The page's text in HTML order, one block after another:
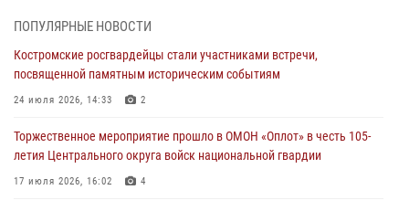
Управления Росгвардии
30 июля 2026, 10:39 9
Костромичи активно используют портал «Единых государственных
29 июля 2026, 06:26 1
Cотрудники Росгвардии и их семьи приняли участие в богослужении
ПОПУЛЯРНЫЕ НОВОСТИ
Костромские росгвардейцы стали участниками встречи,
посвященной памятным историческим событиям
24 июля 2026, 14:33 2
Торжественное мероприятие прошло в ОМОН «Оплот» в честь 105-
летия Центрального округа войск национальной гвардии
17 июля 2026, 16:02 4